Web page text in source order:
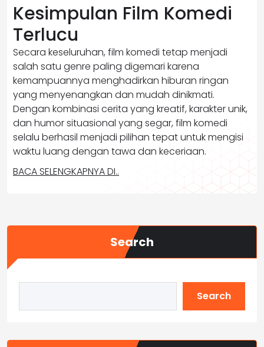
Kesimpulan Film Komedi
Terlucu
Secara keseluruhan, film komedi tetap menjadi
salah satu genre paling digemari karena
kemampuannya menghadirkan hiburan ringan
yang menyenangkan dan mudah dinikmati.
Dengan kombinasi cerita yang kreatif, karakter unik,
dan humor situasional yang segar, film komedi
selalu berhasil menjadi pilihan tepat untuk mengisi
waktu luang dengan tawa dan keceriaan.
BACA SELENGKAPNYA DI..
Search
Search